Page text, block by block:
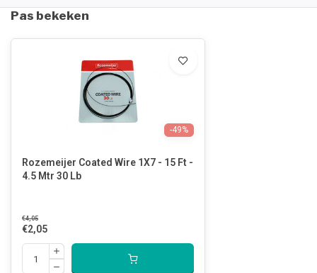
Pas bekeken
-49%
Rozemeijer Coated Wire 1X7 - 15 Ft -
4.5 Mtr 30 Lb
€4,05
€2,05